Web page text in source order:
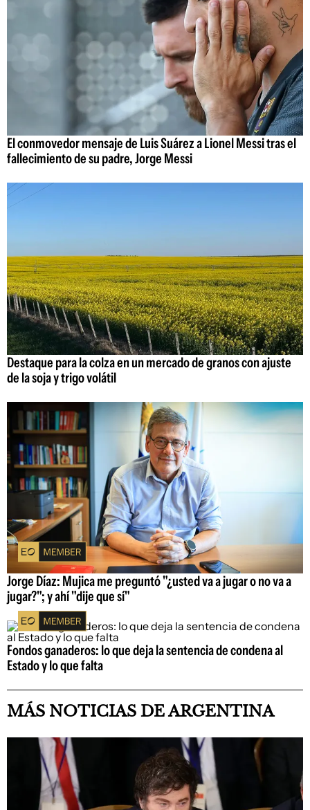
El conmovedor mensaje de Luis Suárez a Lionel Messi tras el
fallecimiento de su padre, Jorge Messi
Destaque para la colza en un mercado de granos con ajuste
de la soja y trigo volátil
Jorge Díaz: Mujica me preguntó "¿usted va a jugar o no va a
jugar?"; y ahí "dije que sí"
Fondos ganaderos: lo que deja la sentencia de condena al
Estado y lo que falta
MÁS NOTICIAS DE ARGENTINA